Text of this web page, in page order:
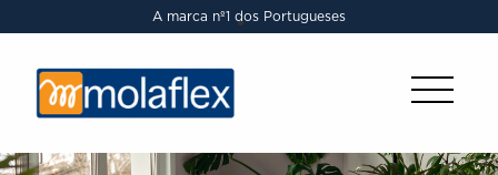
A marca nº1 dos Portugueses